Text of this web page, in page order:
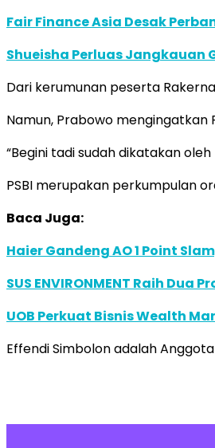
Fair Finance Asia Desak
Shueisha Perluas Jangkauan
Dari kerumunan peserta
Namun, Prabowo mengingatkan
“Begini tadi sudah dikatakan
PSBI merupakan perkumpulan
Baca Juga:
Haier Gandeng AO 1 Point
SUS ENVIRONMENT Raih
UOB Perkuat Bisnis Wealth
Effendi Simbolon adalah